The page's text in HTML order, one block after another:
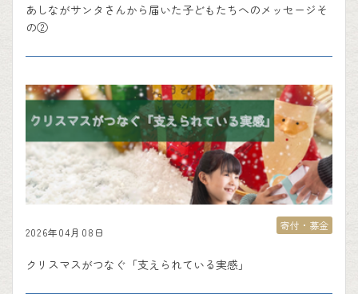
あしながサンタさんから届いた子どもたちへのメッセージそ
の②
2026年04月08日
クリスマスがつなぐ「支えられている実感」
寄付・募金